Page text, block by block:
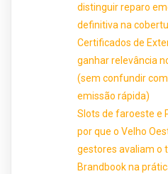
distinguir reparo
definitiva na
Certificados de
ganhar relevância
(sem confundir
emissão rápida)
Slots de faroeste e
por que o Velho
gestores avaliam o
Brandbook na